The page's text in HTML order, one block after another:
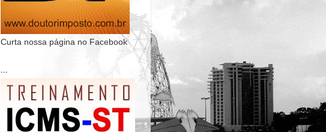
Curta nossa página no Facebook
...